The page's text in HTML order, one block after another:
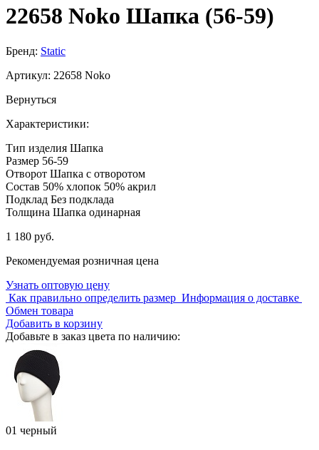
22658 Noko Шапка (56-59)
Бренд: Static
Артикул: 22658 Noko
Вернуться
Характеристики:
Тип изделия Шапка
Размер 56-59
Отворот Шапка с отворотом
Состав 50% хлопок 50% акрил
Подклад Без подклада
Толщина Шапка одинарная
1 180 руб.
Рекомендуемая розничная цена
Узнать оптовую цену
Как правильно определить размер Информация о доставке
Обмен товара
Добавить в корзину
Добавьте в заказ цвета по наличию:
01 черный